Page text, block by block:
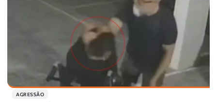
AGRESSÃO